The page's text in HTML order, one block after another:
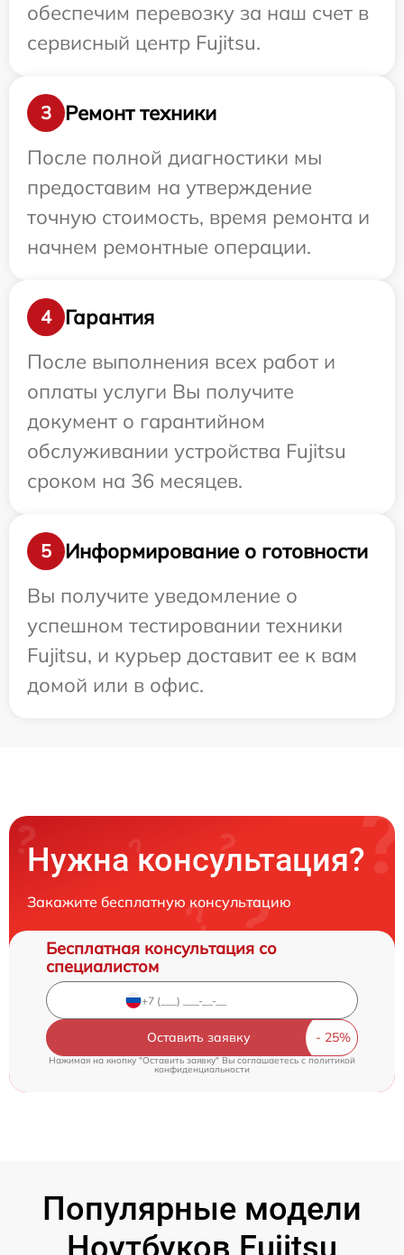
обеспечим перевозку за наш счет в
сервисный центр Fujitsu.
3
Ремонт техники
После полной диагностики мы
предоставим на утверждение
точную стоимость, время ремонта и
начнем ремонтные операции.
4
Гарантия
После выполнения всех работ и
оплаты услуги Вы получите
документ о гарантийном
обслуживании устройства Fujitsu
сроком на 36 месяцев.
5
Информирование о готовности
Вы получите уведомление о
успешном тестировании техники
Fujitsu, и курьер доставит ее к вам
домой или в офис.
Нужна консультация?
Закажите бесплатную консультацию
Бесплатная консультация со
специалистом
Оставить заявку
Нажимая на кнопку "Оставить заявку" Вы соглашаетесь c политикой
конфиденциальности
Популярные модели